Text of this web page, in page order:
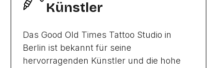
Künstler
Das Good Old Times Tattoo Studio in
Berlin ist bekannt für seine
hervorragenden Künstler und die hohe